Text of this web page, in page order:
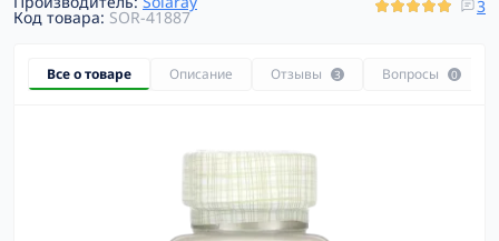
Код товара: SOR-41887
3
Все о товаре Описание Отзывы 3 Вопросы 0